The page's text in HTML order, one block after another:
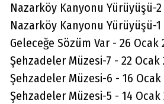
Nazarköy Kanyonu Yürüyüşü-
Nazarköy Kanyonu Yürüyüşü-1
Geleceğe Sözüm Var - 26 Ocak
Şehzadeler Müzesi-7 - 22 Ocak
Şehzadeler Müzesi-6 - 16 Ocak
Şehzadeler Müzesi-5 - 14 Ocak